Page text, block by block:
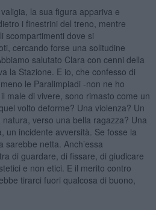
la sua figura appariva e
i finestrini del treno, mentre
scompartimenti dove si
cercando forse una solitudine
salutato Clara con cenni della
la Stazione. E io, che confesso di
le Paralimpiadi -non ne ho
male di vivere, sono rimasto come un
volto deforme? Una violenza? Un
verso una bella ragazza? Una
un incidente avversità. Se fosse la
netta. Anch’essa
di guardare, di fissare, di giudicare
e non etici. E il merito contro
tirarci fuori qualcosa di buono,